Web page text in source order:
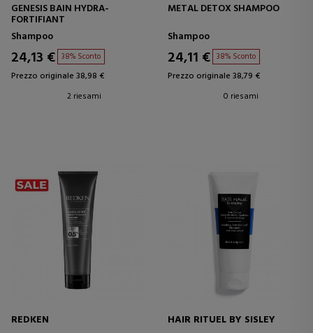
GENESIS BAIN HYDRA-
FORTIFIANT
Shampoo
24,13 € 38% Sconto
Prezzo originale 38,98 €
2 riesami
METAL DETOX SHAMPOO
Shampoo
24,11 € 38% Sconto
Prezzo originale 38,79 €
0 riesami
REDKEN
HAIR RITUEL BY SISLEY